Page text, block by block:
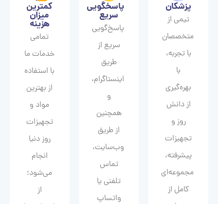
پزشکان
تیمی از
متخصصان
با تجربه،
با
بهره‌گیری
از دانش
روز و
تجهیزات
پیشرفته،
مجموعه‌ای
کامل از
پاسخگویی
سریع
پاسخ‌گویی
سریع از
طریق
اینستاگرام،
و
همچنین
از طریق
وب‌سایت،
تماس
تلفنی یا
واتساپ
کمترین
میزان
هزینه
تمامی
خدمات ما
با استفاده
از بهترین
مواد و
تجهیزات
روز دنیا
انجام
می‌شود؛
از